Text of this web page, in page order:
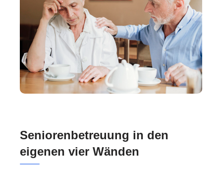
Seniorenbetreuung in den
eigenen vier Wänden